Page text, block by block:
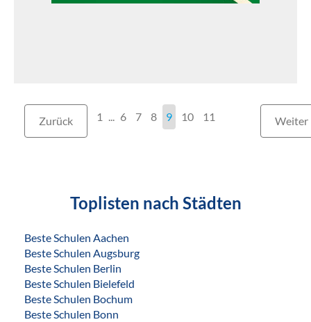
Zurück 1 ... 6 7 8 9 10 11 Weiter
Toplisten nach Städten
Beste Schulen Aachen
Beste Schulen Augsburg
Beste Schulen Berlin
Beste Schulen Bielefeld
Beste Schulen Bochum
Beste Schulen Bonn